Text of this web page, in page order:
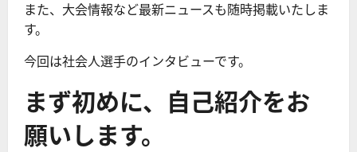
また、大会情報など最新ニュースも随時掲載いたしま
す。
今回は社会人選手のインタビューです。
まず初めに、自己紹介をお
願いします。